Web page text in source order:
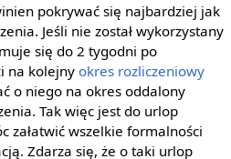
pokrywać się najbardziej jak
Jeśli nie został wykorzystany
się do 2 tygodni po
na kolejny okres rozliczeniowy
o niego na okres oddalony
Tak więc jest do urlop
załatwić wszelkie formalności
Zdarza się, że o taki urlop